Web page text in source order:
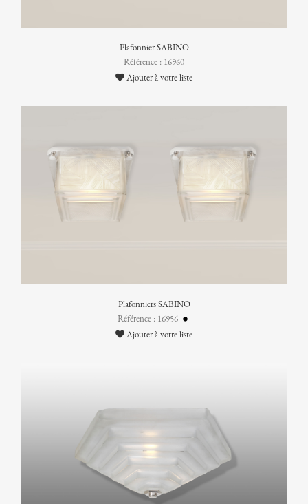
Plafonnier SABINO
Référence : 16960
Ajouter à votre liste
Plafonniers SABINO
Référence : 16956
Ajouter à votre liste